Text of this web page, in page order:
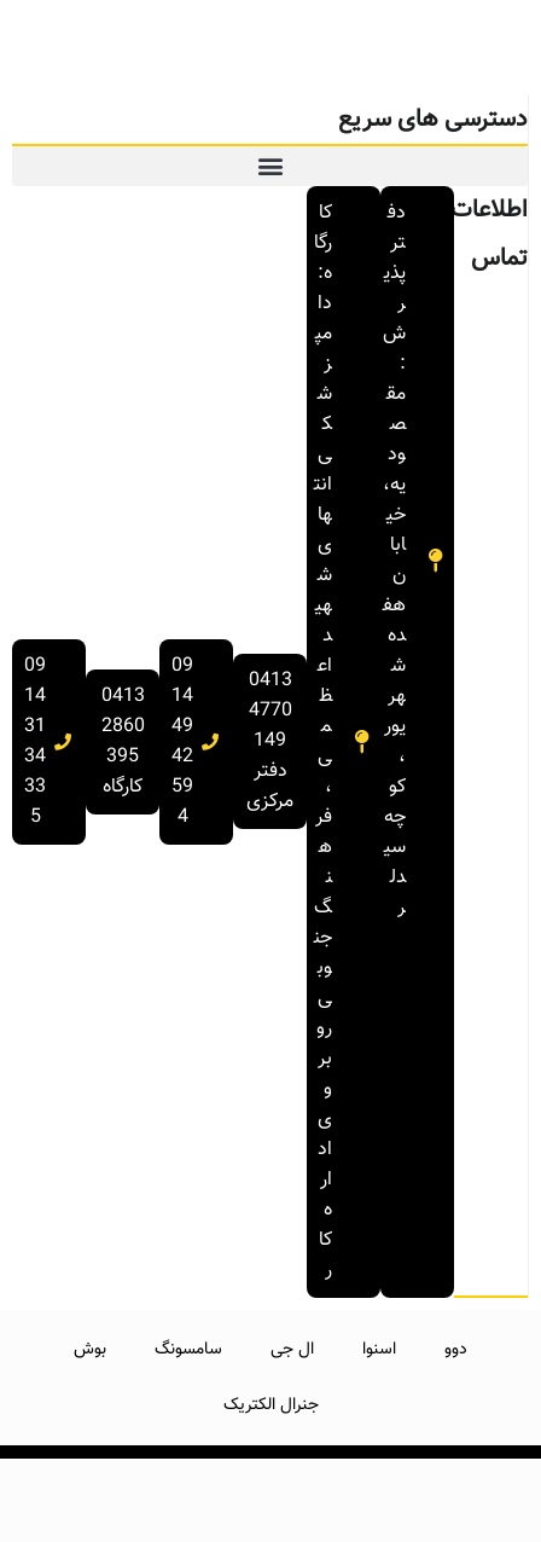
دسترسی های سریع
اطلاعات
تماس
دف
تر
پذی
ر
ش
:
مق
ص
ود
یه،
خی
ابا
ن
هف
ده
ش
هر
یور
،
کو
چه
سی
دل
ر
کا
رگا
ه:
دا
مپ
ز
ش
ک
ی
انت
ها
ی
ش
هی
د
اع
ظ
م
ی
،
فر
ه
ن
گ
جن
وب
ی
رو
بر
و
ی
اد
ار
ه
کا
ر
0413
4770
149
دفتر
مرکزی
09
14
49
42
59
4
0413
2860
395
کارگاه
09
14
31
34
33
5
دوو اسنوا ال جی سامسونگ بوش
جنرال الکتریک